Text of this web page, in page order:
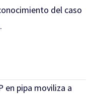
del caso
en pipa moviliza a